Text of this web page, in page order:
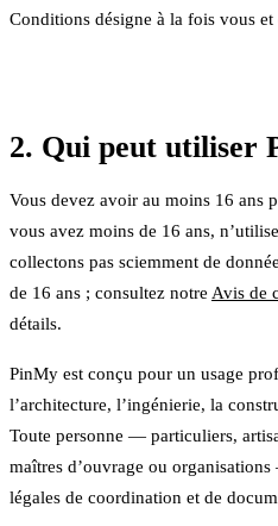
Conditions désigne à la fois vous et
2. Qui peut utiliser
Vous devez avoir au moins 16 ans
vous avez moins de 16 ans,
collectons pas sciemment de
de 16 ans ; consultez notre Avis de
détails.
PinMy est conçu pour un usage
l’architecture, l’ingénierie, la
Toute personne — particuliers,
maîtres d’ouvrage ou
légales de coordination et de